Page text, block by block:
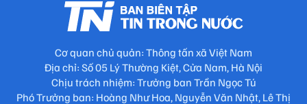
Cơ quan chủ quản: Thông tấn xã Việt Nam
Địa chỉ: Số 05 Lý Thường Kiệt, Cửa Nam, Hà Nội
Chịu trách nhiệm: Trưởng ban Trần Ngọc Tú
Phó Trưởng ban: Hoàng Như Hoa, Nguyễn Văn Nhật, Lê Thị